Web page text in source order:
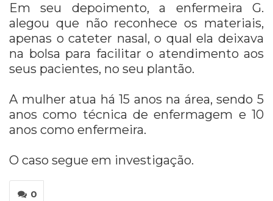
Em seu depoimento, a enfermeira G.
alegou que não reconhece os materiais,
apenas o cateter nasal, o qual ela deixava
na bolsa para facilitar o atendimento aos
seus pacientes, no seu plantão.
A mulher atua há 15 anos na área, sendo 5
anos como técnica de enfermagem e 10
anos como enfermeira.
O caso segue em investigação.
0